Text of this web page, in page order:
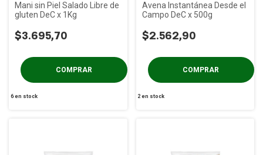
Mani sin Piel Salado Libre de
gluten DeC x 1Kg
$3.695,70
6en stock
Avena Instantánea Desde el
Campo DeC x 500g
$2.562,90
2 en stock